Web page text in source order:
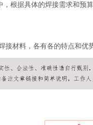
根据具体的焊接需求和预
接材料，各有各的特点和